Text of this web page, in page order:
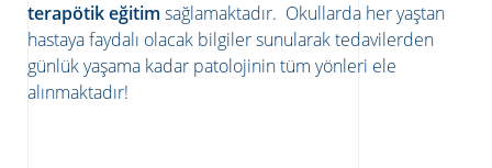
terapötik eğitim sağlamaktadır. Okullarda her yaştan
hastaya faydalı olacak bilgiler sunularak tedavilerden
günlük yaşama kadar patolojinin tüm yönleri ele
alınmaktadır!